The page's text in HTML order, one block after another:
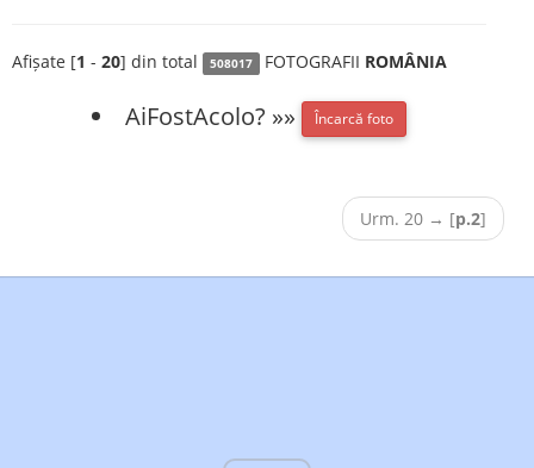
Afișate [1 - 20] din total 508017 FOTOGRAFII ROMÂNIA
AiFostAcolo? »» Încarcă foto
Urm. 20 → [p.2]